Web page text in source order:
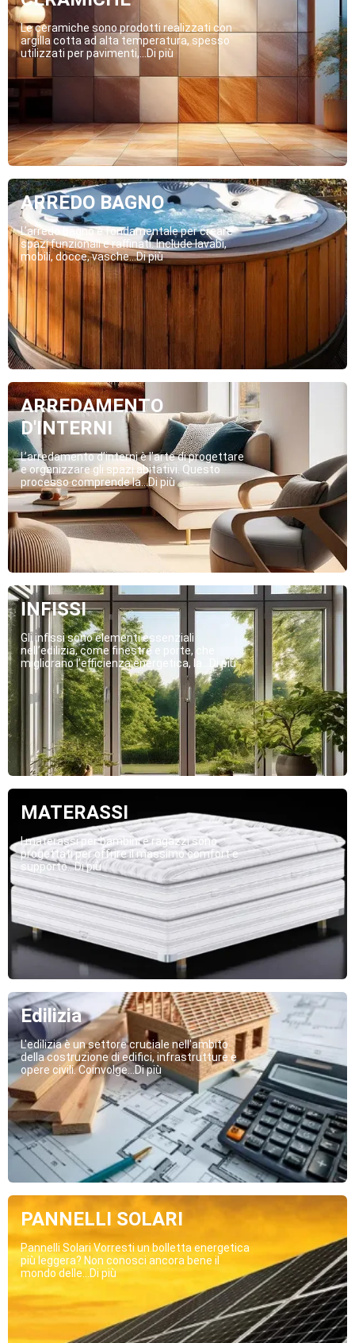
Le ceramiche sono prodotti realizzati con
argilla cotta ad alta temperatura, spesso
utilizzati per pavimenti,...Di più
ARREDO BAGNO
L’arredo bagno è fondamentale per creare
spazi funzionali e raffinati. Include lavabi,
mobili, docce, vasche...Di più
ARREDAMENTO
D'INTERNI
L’arredamento d’interni è l’arte di progettare
e organizzare gli spazi abitativi. Questo
processo comprende la...Di più
INFISSI
Gli infissi sono elementi essenziali
nell’edilizia, come finestre e porte, che
migliorano l’efficienza energetica, la...Di più
MATERASSI
I materassi per bambini e ragazzi sono
progettati per offrire il massimo comfort e
supporto...Di più
Edilizia
L'edilizia è un settore cruciale nell'ambito
della costruzione di edifici, infrastrutture e
opere civili. Coinvolge...Di più
PANNELLI SOLARI
Pannelli Solari Vorresti un bolletta energetica
più leggera? Non conosci ancora bene il
mondo delle...Di più